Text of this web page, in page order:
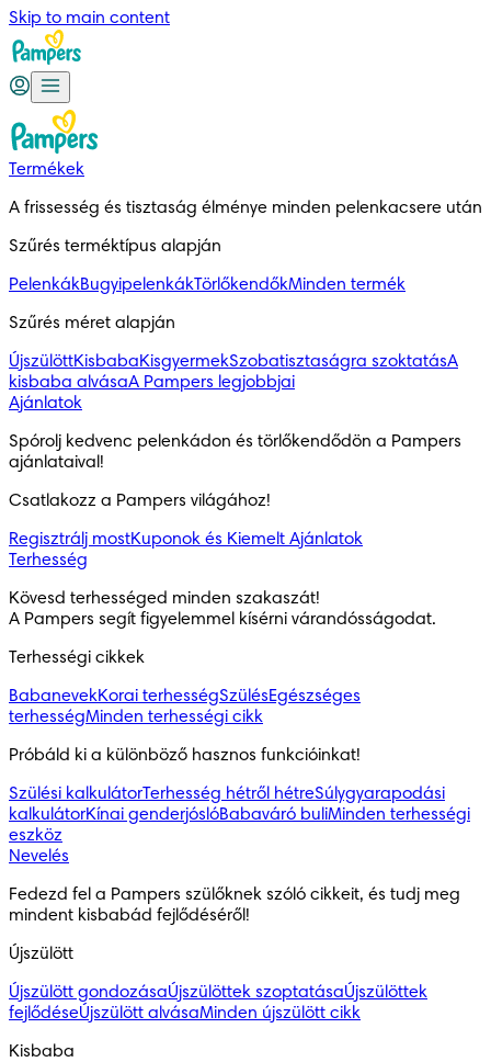
Skip to main content
Termékek
A frissesség és tisztaság élménye minden pelenkacsere után
Szűrés terméktípus alapján
PelenkákBugyipelenkákTörlőkendőkMinden termék
Szűrés méret alapján
ÚjszülöttKisbabaKisgyermekSzobatisztaságra szoktatásA
kisbaba alvásaA Pampers legjobbjai
Ajánlatok
Spórolj kedvenc pelenkádon és törlőkendődön a Pampers
ajánlataival!
Csatlakozz a Pampers világához!
Regisztrálj mostKuponok és Kiemelt Ajánlatok
Terhesség
Kövesd terhességed minden szakaszát!
A Pampers segít figyelemmel kísérni várandósságodat.
Terhességi cikkek
BabanevekKorai terhességSzülésEgészséges
terhességMinden terhességi cikk
Próbáld ki a különböző hasznos funkcióinkat!
Szülési kalkulátorTerhesség hétről hétreSúlygyarapodási
kalkulátorKínai genderjóslóBabaváró buliMinden terhességi
eszköz
Nevelés
Fedezd fel a Pampers szülőknek szóló cikkeit, és tudj meg
mindent kisbabád fejlődéséről!
Újszülött
Újszülött gondozásaÚjszülöttek szoptatásaÚjszülöttek
fejlődéseÚjszülött alvásaMinden újszülött cikk
Kisbaba